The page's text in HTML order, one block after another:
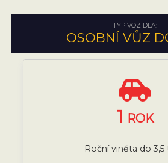
TYP VOZIDLA:
OSOBNÍ VŮZ
1 ROK
Roční viněta do 3,5